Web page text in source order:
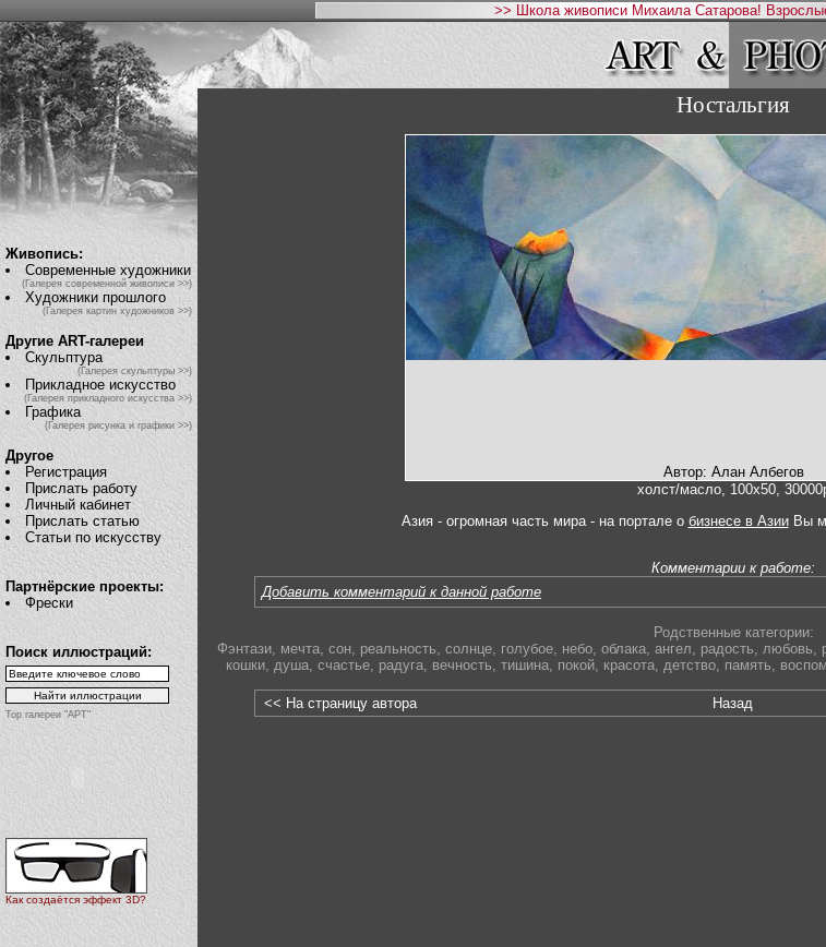
>> Школа живописи Михаила Сатарова!
Живопись:
Современные художники
(Галерея современной живописи >>)
Художники прошлого
(Галерея картин художников >>)
Другие ART-галереи
Скульптура
(Галерея скульптуры >>)
Прикладное искусство
(Галерея прикладного искусства >>)
Графика
(Галерея рисунка и графики >>)
Другое
Регистрация
Прислать работу
Личный кабинет
Прислать статью
Статьи по искусству
Партнёрские проекты:
Фрески
Поиск иллюстраций:
Top галереи "АРТ"
Как создаётся эффект 3D?
Ностальгия
Автор: Алан Албегов
холст/масло, 100х50,
Азия - огромная часть мира - на портале о бизнесе в АзииВы
Комментарии к работе:
Добавить комментарий к данной работе
Родственные категории:
Фэнтази, мечта, сон, реальность солнце, голубое, небо, облака, ангел радость любовь
кошки, душа, счастье, радуга, вечность тишина, покой, красота, детство, память
<< На страницу автора Назад